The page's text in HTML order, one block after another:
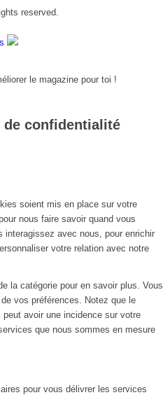
reserved.
le magazine pour toi !
de confidentialité
soient mis en place sur votre
nous faire savoir quand vous
avec nous, pour enrichir
votre relation avec notre
la catégorie pour en savoir plus. Vous
vos préférences. Notez que le
avoir une incidence sur votre
que nous sommes en mesure
pour vous délivrer les services